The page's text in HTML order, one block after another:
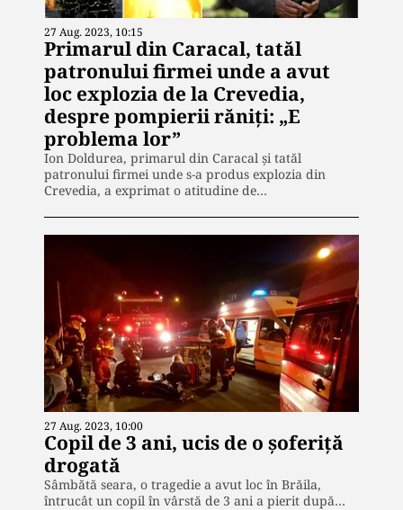
27 Aug. 2023, 10:15
Primarul din Caracal, tatăl
patronului firmei unde a avut
loc explozia de la Crevedia,
despre pompierii răniţi: „E
problema lor”
Ion Doldurea, primarul din Caracal și tatăl
patronului firmei unde s-a produs explozia din
Crevedia, a exprimat o atitudine de…
27 Aug. 2023, 10:00
Copil de 3 ani, ucis de o şoferiţă
drogată
Sâmbătă seara, o tragedie a avut loc în Brăila,
întrucât un copil în vârstă de 3 ani a pierit după…